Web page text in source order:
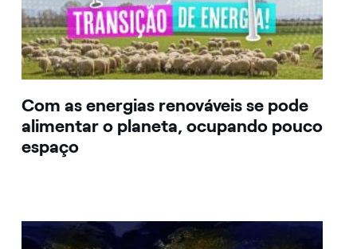
Com as energias renováveis se pode
alimentar o planeta, ocupando pouco
espaço